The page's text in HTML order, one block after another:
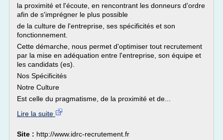
la proximité et l'écoute, en rencontrant les donneurs d'ordre
afin de s'imprégner le plus possible
de la culture de l'entreprise, ses spécificités et son
fonctionnement.
Cette démarche, nous permet d'optimiser tout recrutement
par la mise en adéquation entre l'entreprise, son équipe et
les candidats (es).
Nos Spécificités
Notre Culture
Est celle du pragmatisme, de la proximité et de...
Lire la suite
Site : http://www.idrc-recrutement.fr